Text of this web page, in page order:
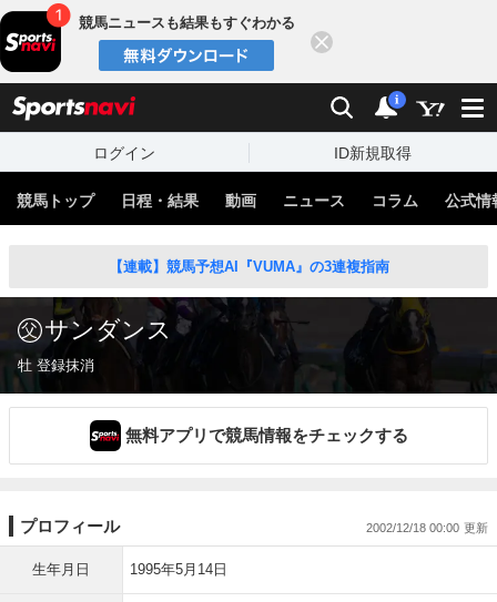
競馬ニュースも結果もすぐわかる
検索 通知
i
ログイン ID新規取得
競馬トップ 日程・結果 動画 ニュース コラム 公式情
【連載】競馬予想AI『VUMA』の3連複指南
サンダンス
牡 登録抹消
無料アプリで競馬情報をチェックする
プロフィール 2002/12/18 00:00
生年月日 1995年5月14日